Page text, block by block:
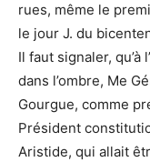
rues, même le
le jour J. du
Il faut signaler, qu’à
dans l’ombre, Me
Gourgue, comme
Président
Aristide, qui allait